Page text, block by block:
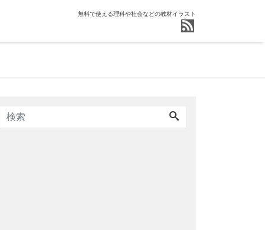
無料で使える理科や社会などの教材イラスト